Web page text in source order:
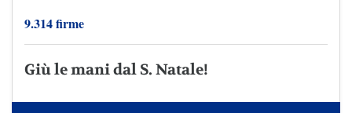
9.314 firme
Giù le mani dal S. Natale!